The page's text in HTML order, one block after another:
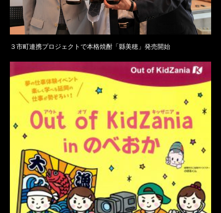
３市町連携プロジェクトで本格焼酎「縣美穂」発売開始